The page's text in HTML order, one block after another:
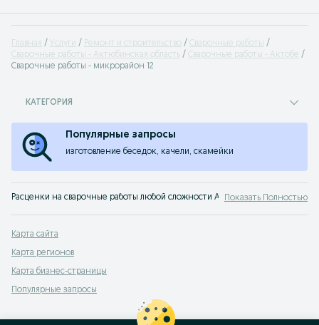
Главная Услуги Ремонт и строительство
Сварочные работы
Сварочные работы - Актюбинская область
Сварочные работы - Актобе
Сварочные работы - микрорайон 12
КАТЕГОРИЯ
Популярные запросы
изготовление беседок, качели, скамейки
Расценки на сварочные работы любой сложности Актобе. Сварка на
Показать Полностью
Карта сайта
Карта регионов
Карта бизнес-страницы
Популярные запросы